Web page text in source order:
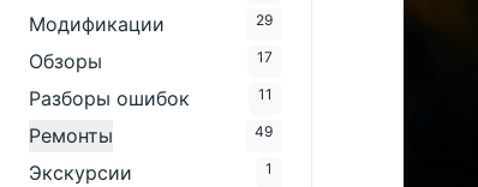
Модификации 29
Обзоры 17
Разборы ошибок 11
Ремонты 49
Экскурсии 1